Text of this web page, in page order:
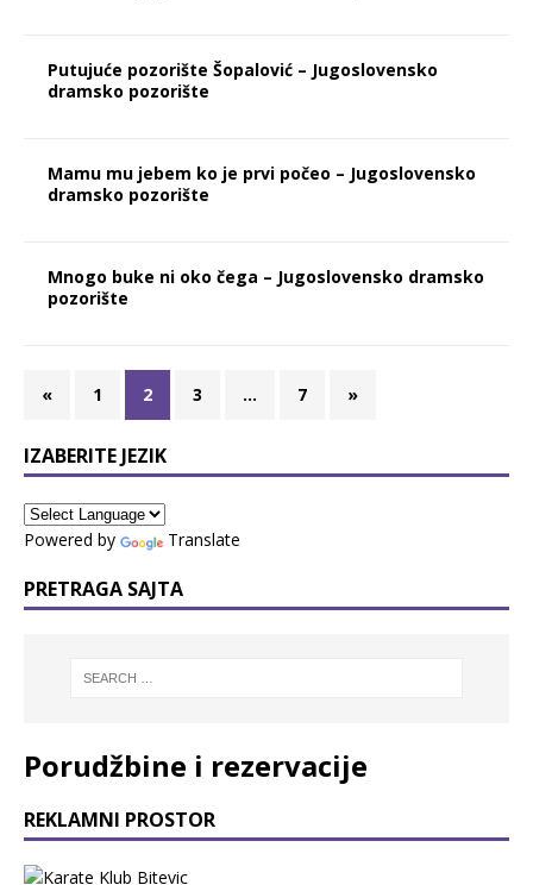
Putujuće pozorište Šopalović – Jugoslovensko
dramsko pozorište
Mamu mu jebem ko je prvi počeo – Jugoslovensko
dramsko pozorište
Mnogo buke ni oko čega – Jugoslovensko dramsko
pozorište
« 1 2 3 … 7 »
IZABERITE JEZIK
Powered by Translate
PRETRAGA SAJTA
Porudžbine i rezervacije
REKLAMNI PROSTOR